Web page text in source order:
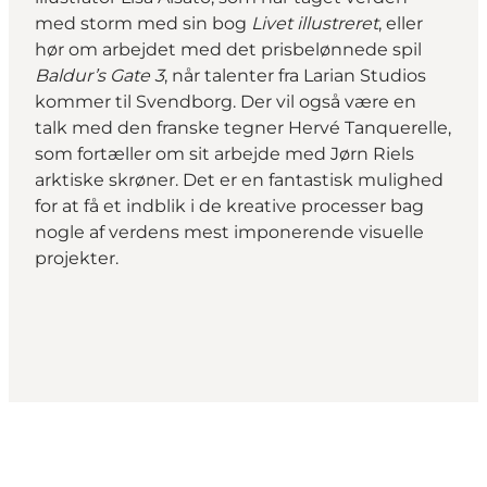
med storm med sin bog Livet illustreret, eller
hør om arbejdet med det prisbelønnede spil
Baldur’s Gate 3, når talenter fra Larian Studios
kommer til Svendborg. Der vil også være en
talk med den franske tegner Hervé Tanquerelle,
som fortæller om sit arbejde med Jørn Riels
arktiske skrøner. Det er en fantastisk mulighed
for at få et indblik i de kreative processer bag
nogle af verdens mest imponerende visuelle
projekter.